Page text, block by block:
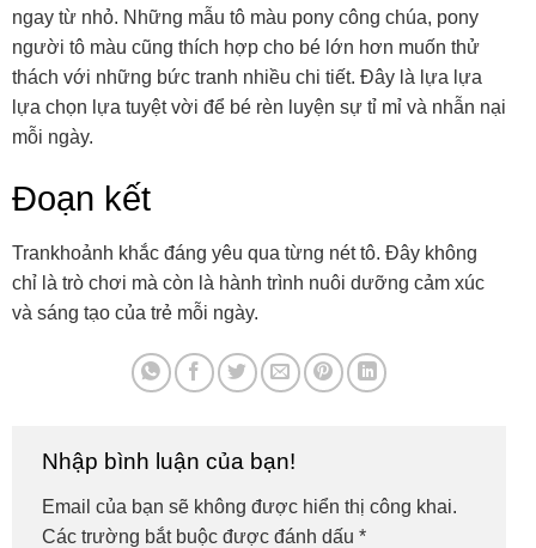
ngay từ nhỏ. Những mẫu tô màu pony công chúa, pony
người tô màu cũng thích hợp cho bé lớn hơn muốn thử
thách với những bức tranh nhiều chi tiết. Đây là lựa lựa
lựa chọn lựa tuyệt vời để bé rèn luyện sự tỉ mỉ và nhẫn nại
mỗi ngày.
Đoạn kết
Trankhoảnh khắc đáng yêu qua từng nét tô. Đây không
chỉ là trò chơi mà còn là hành trình nuôi dưỡng cảm xúc
và sáng tạo của trẻ mỗi ngày.
Nhập bình luận của bạn!
Email của bạn sẽ không được hiển thị công khai.
Các trường bắt buộc được đánh dấu *